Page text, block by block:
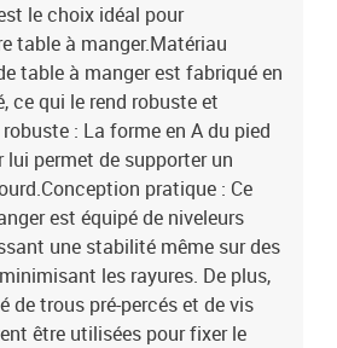
le choix idéal pour
table à manger.Matériau
table à manger est fabriqué en
ce qui le rend robuste et
: La forme en A du pied
lui permet de supporter un
pratique : Ce
est équipé de niveleurs
une stabilité même sur des
les rayures. De plus,
de trous pré-percés et de vis
être utilisées pour fixer le